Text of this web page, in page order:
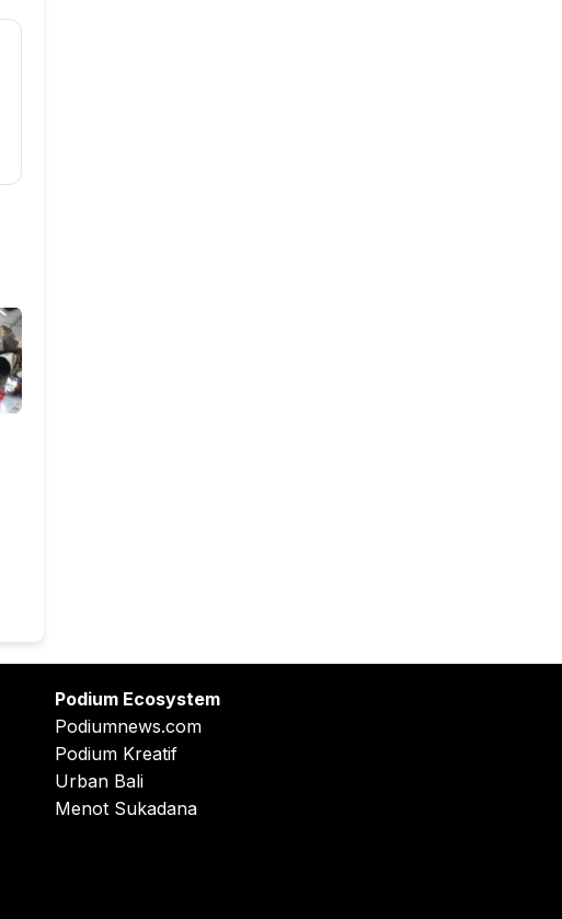
Podium Ecosystem
Podiumnews.com
Podium Kreatif
Urban Bali
Menot Sukadana